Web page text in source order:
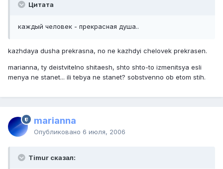
Цитата
каждый человек - прекрасная душа..
kazhdaya dusha prekrasna, no ne kazhdyi chelovek prekrasen.
marianna, ty deistvitelno shitaesh, shto shto-to izmenitsya esli
menya ne stanet... ili tebya ne stanet? sobstvenno ob etom stih.
marianna
Опубликовано 6 июля, 2006
Timur сказал: